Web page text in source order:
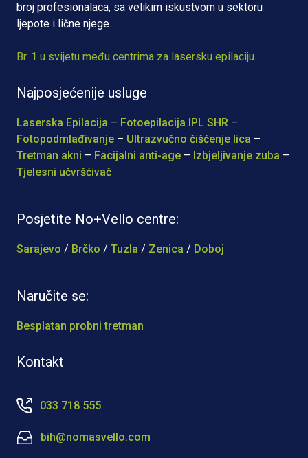
broj profesionalaca, sa velikim iskustvom u sektoru
ljepote i lične njege.
Br. 1 u svijetu među centrima za lasersku epilaciju.
Najposjećenije usluge
Laserska Epilacija – Fotoepilacija IPL SHR –
Fotopodmlađivanje – Ultrazvučno čišćenje lica –
Tretman akni – Facijalni anti-age – Izbjeljivanje zuba –
Tjelesni učvršćivač
Posjetite No+Vello centre:
Sarajevo / Brčko / Tuzla / Zenica / Doboj
Naručite se:
Besplatan probni tretman
Kontakt
033 718 555
bih@nomasvello.com